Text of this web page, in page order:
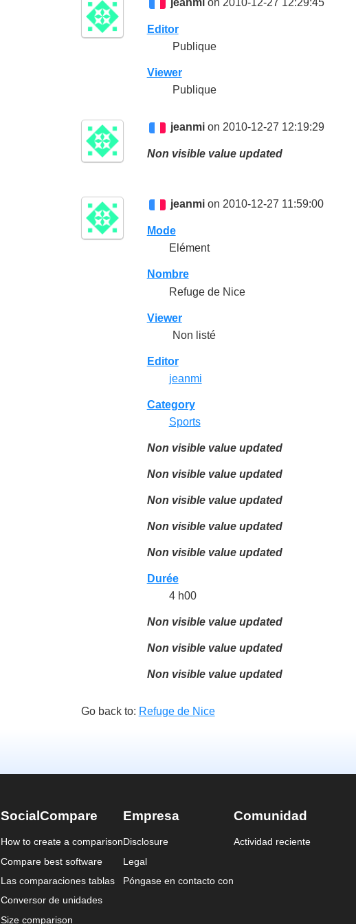
jeanmi on 2010-12-27 12:29:45
Editor
Publique
Viewer
Publique
jeanmi on 2010-12-27 12:19:29
Non visible value updated
jeanmi on 2010-12-27 11:59:00
Mode
Elément
Nombre
Refuge de Nice
Viewer
Non listé
Editor
jeanmi
Category
Sports
Non visible value updated
Non visible value updated
Non visible value updated
Non visible value updated
Non visible value updated
Durée
4 h00
Non visible value updated
Non visible value updated
Non visible value updated
Go back to: Refuge de Nice
SocialCompare
How to create a comparison
Compare best software
Las comparaciones tablas
Conversor de unidades
Size comparison
Empresa
Disclosure
Legal
Póngase en contacto con
Comunidad
Actividad reciente